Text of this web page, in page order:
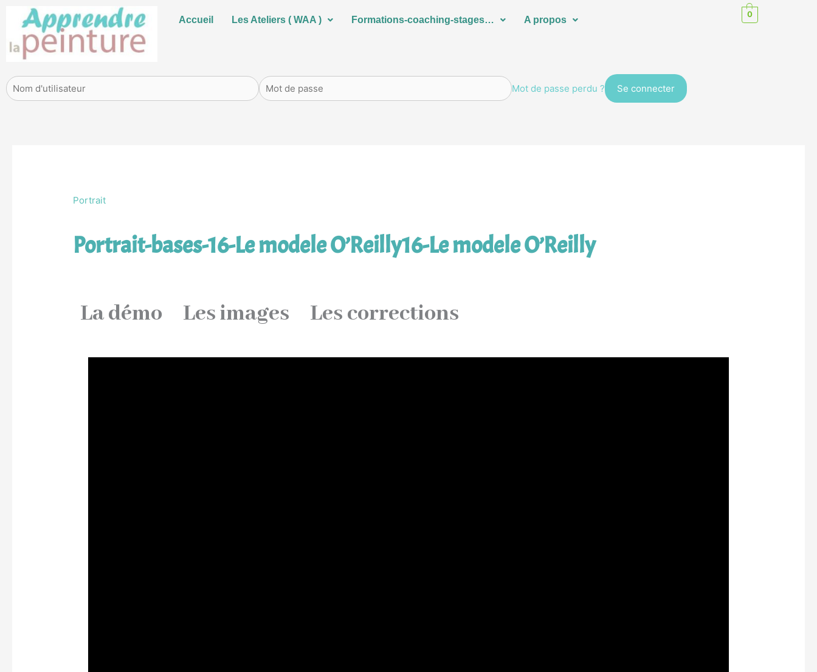
contenu
Accueil Les Ateliers ( WAA ) Formations-coaching-stages… A propos
0
Mot de passe perdu ?
Portrait
Portrait-bases-16-Le modele O’Reilly16-Le modele O’Reilly
La démo Les images Les corrections